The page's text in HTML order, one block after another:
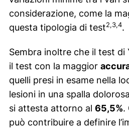
considerazione, come la
questa tipologia di test2,3,4.
Sembra inoltre che il test di
il test con la maggior
quelli presi in esame nella
lesioni in una spalla
si attesta attorno al 65,5%.
può contribuire a definire